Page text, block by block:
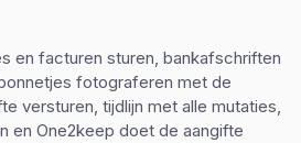
en facturen sturen, bankafschriften
fotograferen met de
versturen, tijdlijn met alle mutaties,
en One2keep doet de aangifte